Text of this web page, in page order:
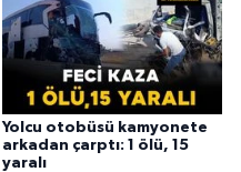
Yolcu otobüsü kamyonete
arkadan çarptı: 1 ölü, 15
yaralı